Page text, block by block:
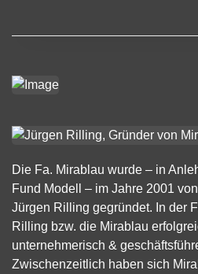
Die Fa. Mirablau wurde – in
Fund Modell – im Jahre 2001
Jürgen Rilling gegründet. In der
Rilling bzw. die Mirablau
unternehmerisch &
Zwischenzeitlich haben sich